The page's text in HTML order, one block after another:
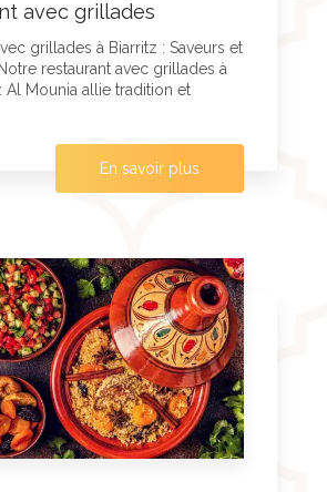
avec grillades
grillades à Biarritz : Saveurs et
restaurant avec grillades à
Al Mounia allie tradition et
En savoir plus